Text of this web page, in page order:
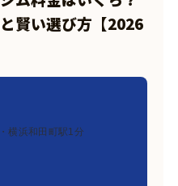
賢い選び方【2026
横浜和田町駅1分